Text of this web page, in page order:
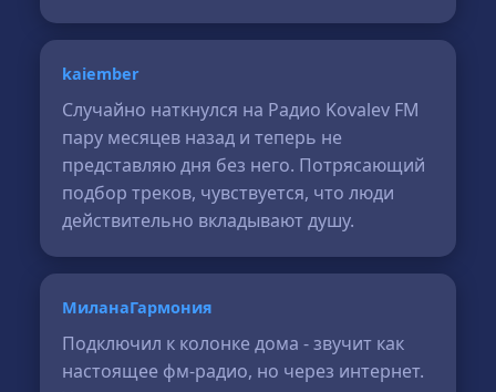
kaiember
Случайно наткнулся на Радио Kovalev FM
пару месяцев назад и теперь не
представляю дня без него. Потрясающий
подбор треков, чувствуется, что люди
действительно вкладывают душу.
МиланаГармония
Подключил к колонке дома - звучит как
настоящее фм-радио, но через интернет.